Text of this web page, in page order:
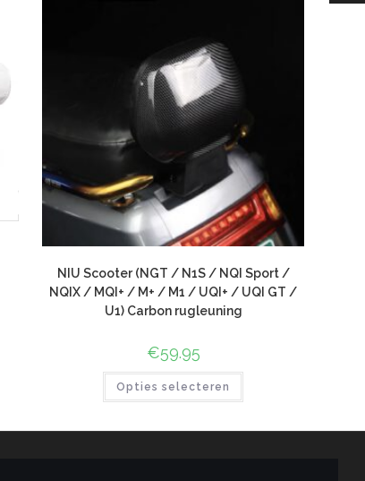
NIU Scooter (NGT / N1S / NQI Sport /
NQIX / MQI+ / M+ / M1 / UQI+ / UQI GT /
U1) Carbon rugleuning
€59.95
Opties selecteren